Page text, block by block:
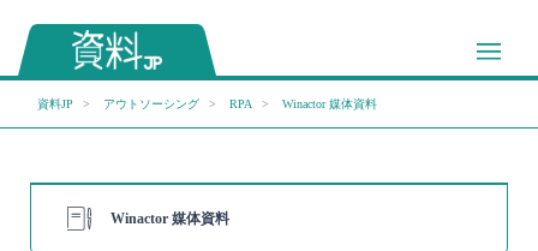
資料JP アウトソーシング RPA Winactor 媒体資料
Winactor 媒体資料